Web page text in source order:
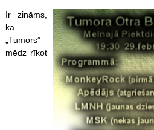
Ir zināms,
ka
„Tumors”
mēdz rīkot